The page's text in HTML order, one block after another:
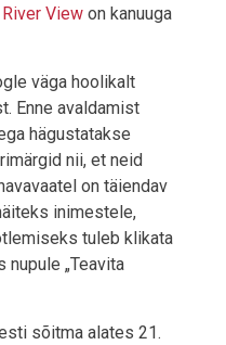
River View on kanuuga
väga hoolikalt
Enne avaldamist
hägustatakse
nii, et neid
on täiendav
inimestele,
tuleb klikata
„Teavita
sõitma alates 21.